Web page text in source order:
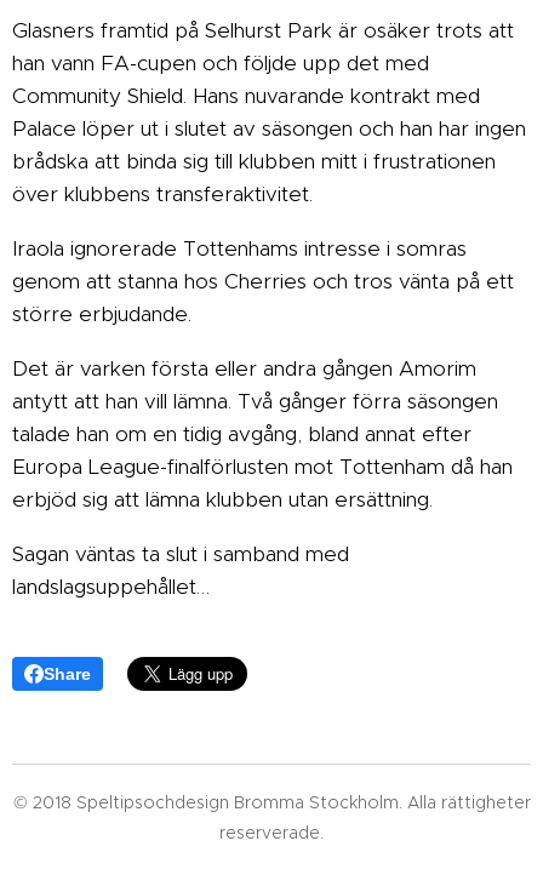
Glasners framtid på Selhurst Park är osäker trots att
han vann FA-cupen och följde upp det med
Community Shield. Hans nuvarande kontrakt med
Palace löper ut i slutet av säsongen och han har ingen
brådska att binda sig till klubben mitt i frustrationen
över klubbens transferaktivitet.
Iraola ignorerade Tottenhams intresse i somras
genom att stanna hos Cherries och tros vänta på ett
större erbjudande.
Det är varken första eller andra gången Amorim
antytt att han vill lämna. Två gånger förra säsongen
talade han om en tidig avgång, bland annat efter
Europa League-finalförlusten mot Tottenham då han
erbjöd sig att lämna klubben utan ersättning.
Sagan väntas ta slut i samband med
landslagsuppehållet…
Share
© 2018 Speltipsochdesign Bromma Stockholm. Alla rättigheter
reserverade.